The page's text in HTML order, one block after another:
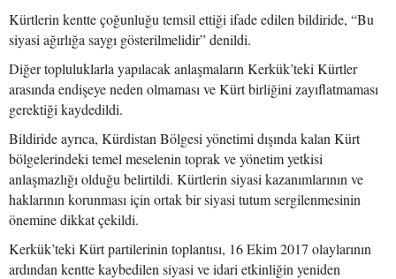
Kürtlerin kentte çoğunluğu temsil ettiği ifade edilen bildiride, “Bu
siyasi ağırlığa saygı gösterilmelidir” denildi.
Diğer topluluklarla yapılacak anlaşmaların Kerkük’teki Kürtler
arasında endişeye neden olmaması ve Kürt birliğini zayıflatmaması
gerektiği kaydedildi.
Bildiride ayrıca, Kürdistan Bölgesi yönetimi dışında kalan Kürt
bölgelerindeki temel meselenin toprak ve yönetim yetkisi
anlaşmazlığı olduğu belirtildi. Kürtlerin siyasi kazanımlarının ve
haklarının korunması için ortak bir siyasi tutum sergilenmesinin
önemine dikkat çekildi.
Kerkük’teki Kürt partilerinin toplantısı, 16 Ekim 2017 olaylarının
ardından kentte kaybedilen siyasi ve idari etkinliğin yeniden